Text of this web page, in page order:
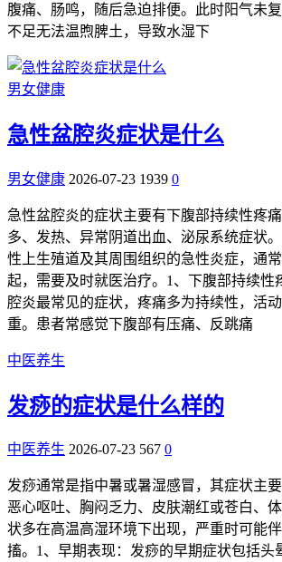
腹痛、肠鸣，随后急迫排便。此时阳气未
不足无法温煦脾土，导致水湿下
男女健康
急性盆腔炎症状是什么
男女健康 2026-07-23 1939 0
急性盆腔炎的症状主要有下腹部持续性疼
多、发热、异常阴道出血、泌尿系统症状
性上生殖道及其周围组织的急性炎症，通
起，需要及时就医治疗。1、下腹部持续性
腔炎最常见的症状，疼痛多为持续性，活
重。患者常感觉下腹部有压痛、反跳痛
中医养生
发痧的症状是什么样的
中医养生 2026-07-23 567 0
发痧通常是指中暑或暑湿感冒，其症状主要
恶心呕吐、胸闷乏力、皮肤潮红或苍白、
状多在高温高湿环境下出现，严重时可能
搐。1、早期表现：发痧的早期症状包括头